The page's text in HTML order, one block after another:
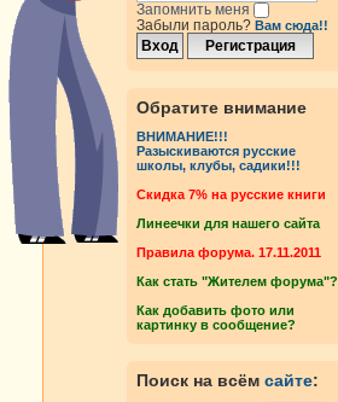
Запомнить меня
Забыли пароль? Вам сюда!!
Обратите внимание
ВНИМАНИЕ!!!
Разыскиваются русские
школы, клубы, садики!!!
Cкидка 7% на русские книги
Линеечки для нашего сайта
Правила форума. 17.11.2011
Как стать "Жителем форума"?
Как добавить фото или
картинку в сообщение?
Поиск на всём сайте: